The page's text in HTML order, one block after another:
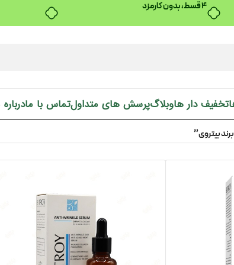
۴ قسط، بدون کارمزد
تخفیف دار هاوبلاگپرسش های متداولتماس با ما
بیتروی”